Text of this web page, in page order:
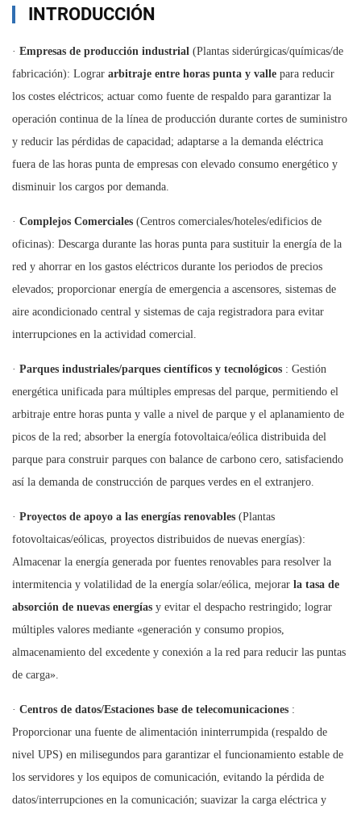
INTRODUCCIÓN
· Empresas de producción industrial (Plantas siderúrgicas/químicas/de
fabricación): Lograr arbitraje entre horas punta y valle para reducir
los costes eléctricos; actuar como fuente de respaldo para garantizar la
operación continua de la línea de producción durante cortes de suministro
y reducir las pérdidas de capacidad; adaptarse a la demanda eléctrica
fuera de las horas punta de empresas con elevado consumo energético y
disminuir los cargos por demanda.
· Complejos Comerciales (Centros comerciales/hoteles/edificios de
oficinas): Descarga durante las horas punta para sustituir la energía de la
red y ahorrar en los gastos eléctricos durante los periodos de precios
elevados; proporcionar energía de emergencia a ascensores, sistemas de
aire acondicionado central y sistemas de caja registradora para evitar
interrupciones en la actividad comercial.
· Parques industriales/parques científicos y tecnológicos : Gestión
energética unificada para múltiples empresas del parque, permitiendo el
arbitraje entre horas punta y valle a nivel de parque y el aplanamiento de
picos de la red; absorber la energía fotovoltaica/eólica distribuida del
parque para construir parques con balance de carbono cero, satisfaciendo
así la demanda de construcción de parques verdes en el extranjero.
· Proyectos de apoyo a las energías renovables (Plantas
fotovoltaicas/eólicas, proyectos distribuidos de nuevas energías):
Almacenar la energía generada por fuentes renovables para resolver la
intermitencia y volatilidad de la energía solar/eólica, mejorar la tasa de
absorción de nuevas energías y evitar el despacho restringido; lograr
múltiples valores mediante «generación y consumo propios,
almacenamiento del excedente y conexión a la red para reducir las puntas
de carga».
· Centros de datos/Estaciones base de telecomunicaciones :
Proporcionar una fuente de alimentación ininterrumpida (respaldo de
nivel UPS) en milisegundos para garantizar el funcionamiento estable de
los servidores y los equipos de comunicación, evitando la pérdida de
datos/interrupciones en la comunicación; suavizar la carga eléctrica y